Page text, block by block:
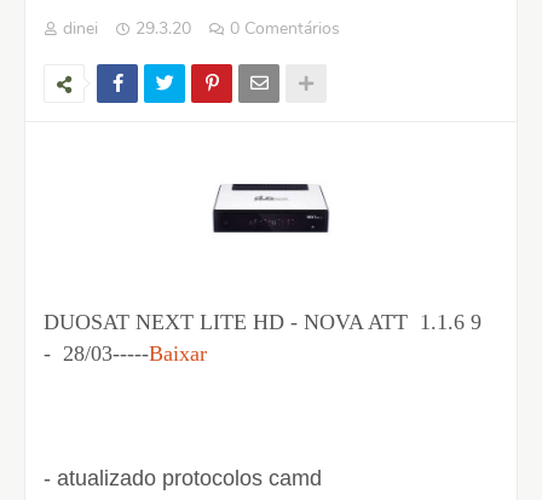
dinei 29.3.20 0 Comentários
DUOSAT NEXT LITE HD - NOVA ATT 1.1.6 9
- 28/03-----Baixar
- atualizado protocolos camd